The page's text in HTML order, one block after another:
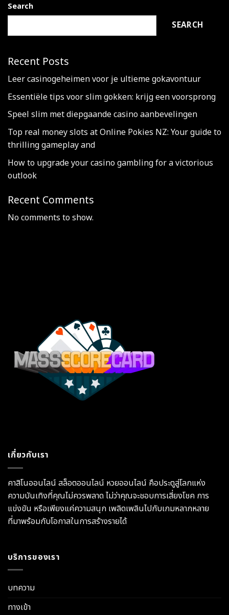
Search
SEARCH
Recent Posts
Leer casinogeheimen voor je ultieme gokavontuur
Essentiële tips voor slim gokken: krijg een voorsprong
Speel slim met diepgaande casino aanbevelingen
Top real money slots at Online Pokies NZ: Your guide to
thrilling gameplay and
How to upgrade your casino gambling for a victorious
outlook
Recent Comments
No comments to show.
เกี่ยวกับเรา
คาสิโนออนไลน์ สล็อตออนไลน์ หวยออนไลน์ คือประตูสู่โลกแห่ง
ความบันเทิงที่คุณไม่ควรพลาด ไม่ว่าคุณจะชอบการเสี่ยงโชค การ
แข่งขัน หรือเพียงแค่ความสนุก เพลิดเพลินไปกับเกมหลากหลาย
ที่มาพร้อมกับโอกาสในการสร้างรายได้
บริการของเรา
บทความ
ทางเข้า